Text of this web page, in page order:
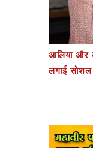
आलिया और
लगाई सोशल